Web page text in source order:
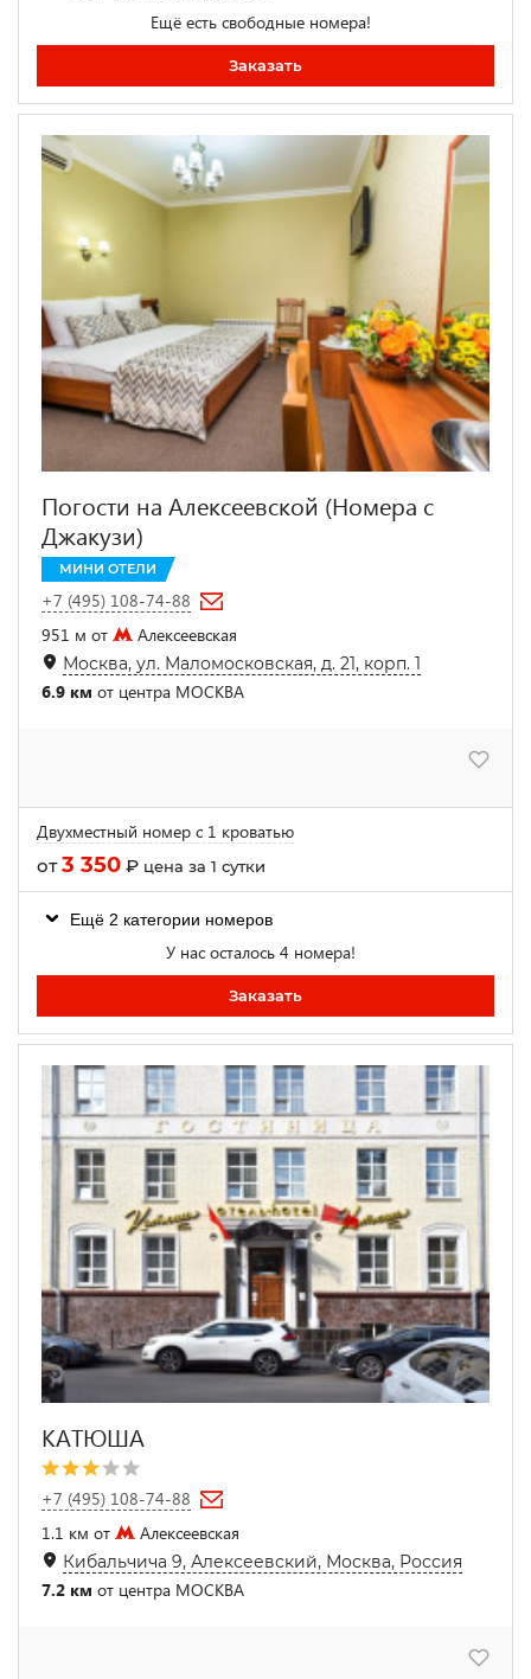
Ещё есть свободные номера!
Заказать
Погости на Алексеевской (Номера с
Джакузи)
МИНИ ОТЕЛИ
+7 (495) 108-74-88
951 м от
Алексеевская
Москва, ул. Маломосковская, д. 21, корп. 1
6.9 км от центра МОСКВА
Двухместный номер с 1 кроватью
от3 350 ₽ цена за 1 сутки
Ещё 2 категории номеров
У нас осталось 4 номера!
Заказать
КАТЮША
+7 (495) 108-74-88
1.1 км от
Алексеевская
Кибальчича 9, Алексеевский, Москва, Россия
7.2 км от центра МОСКВА